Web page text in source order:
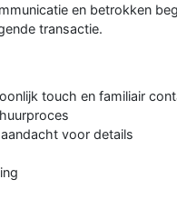
en betrokken
transactie.
touch en familiair
voor details